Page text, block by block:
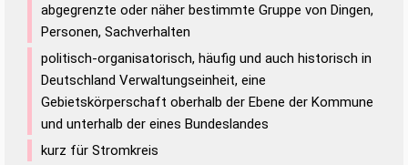
abgegrenzte oder näher bestimmte Gruppe von Dingen,
Personen, Sachverhalten
politisch-organisatorisch, häufig und auch historisch in
Deutschland Verwaltungseinheit, eine
Gebietskörperschaft oberhalb der Ebene der Kommune
und unterhalb der eines Bundeslandes
kurz für Stromkreis